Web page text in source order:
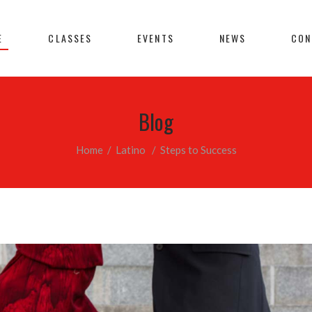
CLASSES EVENTS NEWS
Blog
Home / Latino / Steps to Success